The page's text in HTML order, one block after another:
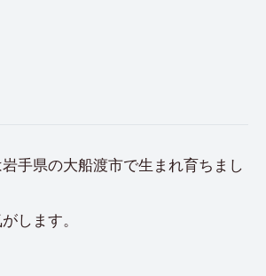
手県の大船渡市で生まれ育ちまし
します。